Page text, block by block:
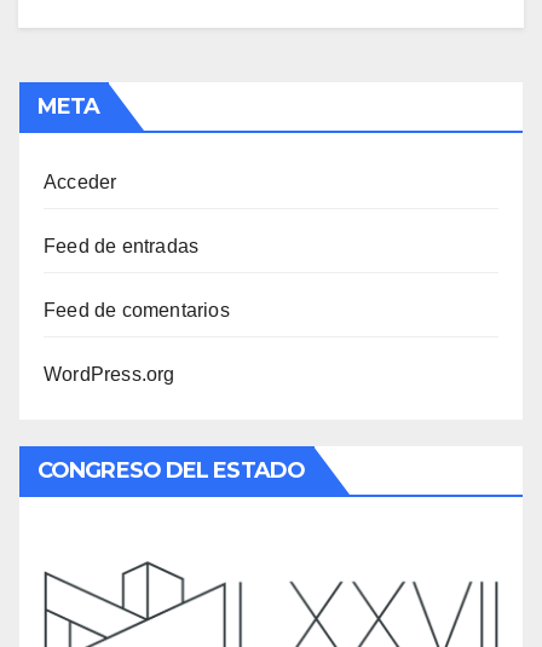
META
Acceder
Feed de entradas
Feed de comentarios
WordPress.org
CONGRESO DEL ESTADO